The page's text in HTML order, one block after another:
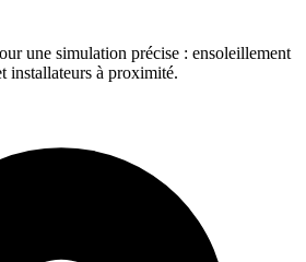
une simulation précise : ensoleillement
installateurs à proximité.